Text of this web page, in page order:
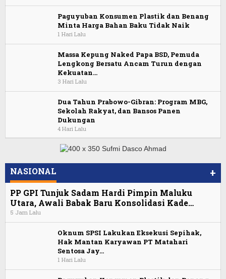
Paguyuban Konsumen Plastik dan Benang
Minta Harga Bahan Baku Tidak Naik
1 Hari Lalu
Massa Kepung Naked Papa BSD, Pemuda
Lengkong Bersatu Ancam Turun dengan
Kekuatan…
3 Hari Lalu
Dua Tahun Prabowo-Gibran: Program MBG,
Sekolah Rakyat, dan Bansos Panen
Dukungan
4 Hari Lalu
NASIONAL +
PP GPI Tunjuk Sadam Hardi Pimpin Maluku
Utara, Awali Babak Baru Konsolidasi Kade…
5 Jam Lalu
Oknum SPSI Lakukan Eksekusi Sepihak,
Hak Mantan Karyawan PT Matahari
Sentosa Jay…
1 Hari Lalu